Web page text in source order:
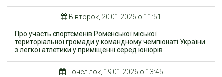
Вівторок, 20.01.2026 о 11:51
Про участь спортсменів Роменської міської
територіальної громади у командному чемпіонаті України
з легкої атлетики у приміщенні серед юніорів
Понеділок, 19.01.2026 о 13:45